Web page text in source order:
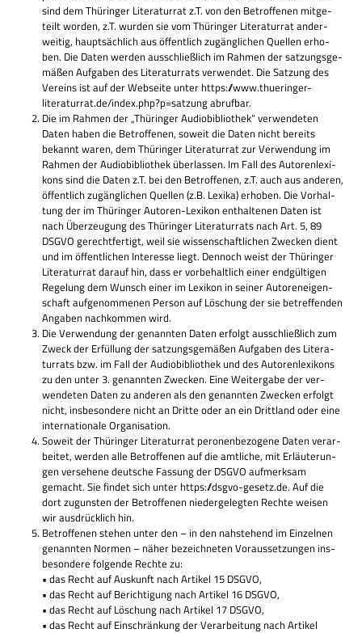
sind dem Thü­rin­ger Lite­ra­tur­rat z.T. von den Betrof­fe­nen mit­ge­
teilt wor­den, z.T. wur­den sie vom Thü­rin­ger Lite­ra­tur­rat ander­
wei­tig, haupt­säch­lich aus öffent­lich zugäng­li­chen Quel­len erho­
ben. Die Daten wer­den aus­schließ­lich im Rah­men der sat­zungs­ge­
mä­ßen Auf­ga­ben des Lite­ra­tur­rats ver­wen­det. Die Sat­zung des
Ver­eins ist auf der Web­seite unter https://www.thueringer-
literaturrat.de/index.php?p=satzung abrufbar.
Die im Rah­men der „Thü­rin­ger Audio­bi­blio­thek“ ver­wen­de­ten
Daten haben die Betrof­fe­nen, soweit die Daten nicht bereits
bekannt waren, dem Thü­rin­ger Lite­ra­tur­rat zur Ver­wen­dung im
Rah­men der Audio­bi­blio­thek über­las­sen. Im Fall des Autoren­le­xi­
kons sind die Daten z.T. bei den Betrof­fe­nen, z.T. auch aus ande­ren,
öffent­lich zugäng­li­chen Quel­len (z.B. Lexika) erho­ben. Die Vor­hal­
tung der im Thü­rin­ger Autoren-Lexi­kon ent­hal­te­nen Daten ist
nach Über­zeu­gung des Thü­rin­ger Lite­ra­tur­rats nach Art. 5, 89
DSGVO gerecht­fer­tigt, weil sie wis­sen­schaft­li­chen Zwecken dient
und im öffent­li­chen Inter­esse liegt. Den­noch weist der Thü­rin­ger
Lite­ra­tur­rat dar­auf hin, dass er vor­be­halt­lich einer end­gül­ti­gen
Rege­lung dem Wunsch einer im Lexi­kon in sei­ner Autoren­ei­gen­
schaft auf­ge­nom­me­nen Per­son auf Löschung der sie betref­fen­den
Anga­ben nach­kom­men wird.
Die Ver­wen­dung der genann­ten Daten erfolgt aus­schließ­lich zum
Zweck der Erfül­lung der sat­zungs­ge­mä­ßen Auf­ga­ben des Lite­ra­
tur­rats bzw. im Fall der Audio­bi­blio­thek und des Autoren­le­xi­kons
zu den unter 3. genann­ten Zwecken. Eine Wei­ter­gabe der ver­
wen­de­ten Daten zu ande­ren als den genann­ten Zwecken erfolgt
nicht, ins­be­son­dere nicht an Dritte oder an ein Dritt­land oder eine
inter­na­tio­nale Organisation.
Soweit der Thü­rin­ger Lite­ra­tur­rat pero­nen­be­zo­gene Daten ver­ar­
bei­tet, wer­den alle Betrof­fe­nen auf die amt­li­che, mit Erläu­te­run­
gen ver­se­hene deut­sche Fas­sung der DSGVO auf­merk­sam
gemacht. Sie fin­det sich unter https://dsgvo-gesetz.de. Auf die
dort zugun­sten der Betrof­fe­nen nie­der­ge­leg­ten Rechte wei­sen
wir aus­drück­lich hin.
Betrof­fe­nen ste­hen unter den – in den nah­ste­hend im Ein­zel­nen
genann­ten Nor­men – näher bezeich­ne­ten Vor­aus­set­zun­gen ins­
be­son­dere fol­gende Rechte zu:
• das Recht auf Aus­kunft nach Arti­kel 15 DSGVO,
• das Recht auf Berich­ti­gung nach Arti­kel 16 DSGVO,
• das Recht auf Löschung nach Arti­kel 17 DSGVO,
• das Recht auf Ein­schrän­kung der Ver­ar­bei­tung nach Arti­kel